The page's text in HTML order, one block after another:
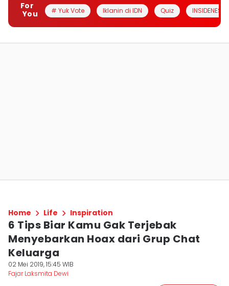
For
You
# Yuk Vote Iklanin di IDN Quiz INSIDENESIA
Home Life Inspiration
6 Tips Biar Kamu Gak Terjebak
Menyebarkan Hoax dari Grup Chat
Keluarga
02 Mei 2019, 15:45 WIB
Fajar Laksmita Dewi